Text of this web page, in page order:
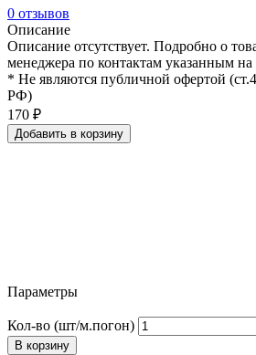
0 отзывов
Описание
Описание отсутствует. Подробно о
менеджера по контактам указанным на
* Не являются публичной офертой
РФ)
170 ₽
Добавить в корзину
Параметры
Кол-во (шт/м.погон)
В корзину